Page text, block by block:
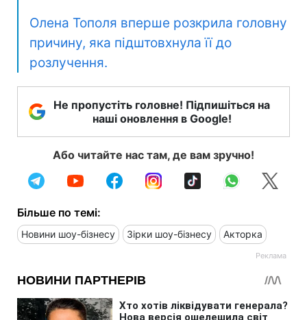
Олена Тополя вперше розкрила головну
причину, яка підштовхнула її до
розлучення.
Не пропустіть головне! Підпишіться на
наші оновлення в Google!
Або читайте нас там, де вам зручно!
Більше по темі:
Новини шоу-бізнесу Зірки шоу-бізнесу Акторка